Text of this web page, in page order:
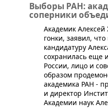
Выборы РАН:
соперники
​Академик
гонки, заявил,
кандидатуру
сохранилась еще
России, лицо и
образом
академика РАН -
и директор
Академии наук